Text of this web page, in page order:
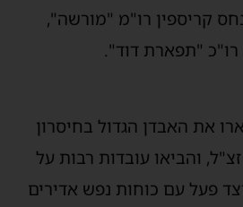
קריספין רו"מ "מורשה",
"תפארת דוד".
את האבדן הגדול בחיסרון
והביאו עובדות רבות על
פעל עם כוחות נפש אדירים